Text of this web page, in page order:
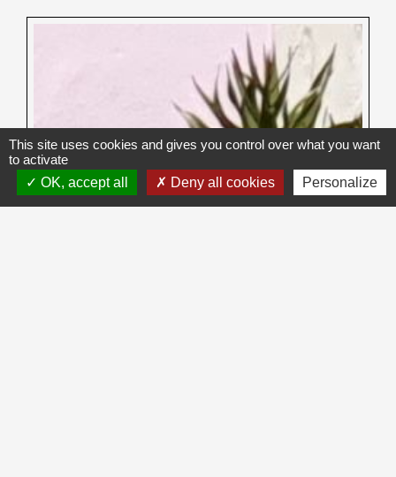
This site uses cookies and gives you control over what you want
to activate
OK, accept all
Deny all cookies Personalize